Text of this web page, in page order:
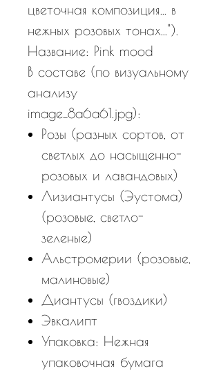
цветочная композиция... в
нежных розовых тонах...").
Название: Pink mood
В составе (по визуальному
анализу
image_8a6a61.jpg):
Розы (разных сортов, от
светлых до насыщенно-
розовых и лавандовых)
Лизиантусы (Эустома)
(розовые, светло-
зеленые)
Альстромерии (розовые,
малиновые)
Диантусы (гвоздики)
Эвкалипт
Упаковка: Нежная
упаковочная бумага